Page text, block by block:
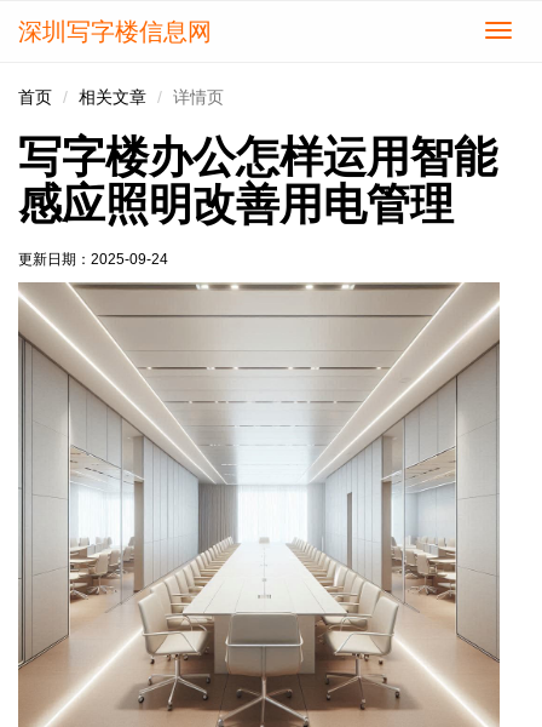
切
深圳写字楼信息网
首页 相关文章 详情页
写字楼办公怎样运用智能
感应照明改善用电管理
更新日期： 2025-09-24